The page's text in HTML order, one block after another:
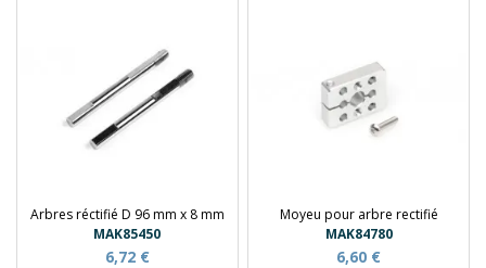
Arbres réctifié D 96 mm x 8 mm
MAK85450
6,72 €
Moyeu pour arbre rectifié
MAK84780
6,60 €